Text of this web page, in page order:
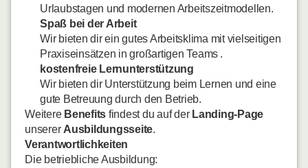
Urlaubstagen und modernen Arbeitszeitmodellen.
Spaß bei der Arbeit
Wir bieten dir ein gutes Arbeitsklima mit vielseitigen
Praxiseinsätzen in großartigen Teams .
kostenfreie Lernunterstützung
Wir bieten dir Unterstützung beim Lernen und eine
gute Betreuung durch den Betrieb.
Weitere Benefits findest du auf der Landing-Page
unserer Ausbildungsseite.
Verantwortlichkeiten
Die betriebliche Ausbildung: